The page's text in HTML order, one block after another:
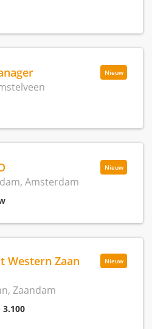
Nieuw
Nieuw
Amsterdam
Nieuw
Western Zaan
Zaandam
3.100